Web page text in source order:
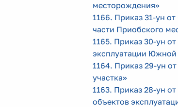
месторождения»
1166. Приказ 31-ун
части Приобского
1165. Приказ 30-ун
эксплуатации
1164. Приказ 29-ун
участка»
1163. Приказ 28-ун
объектов